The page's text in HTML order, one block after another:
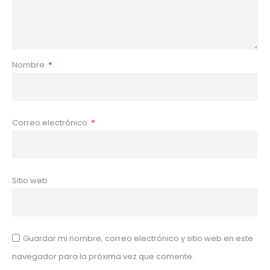
Nombre *
Correo electrónico *
Sitio web
Guardar mi nombre, correo electrónico y sitio web en este
navegador para la próxima vez que comente.